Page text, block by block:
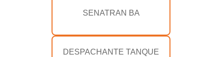
SENATRAN BA
DESPACHANTE TANQUE